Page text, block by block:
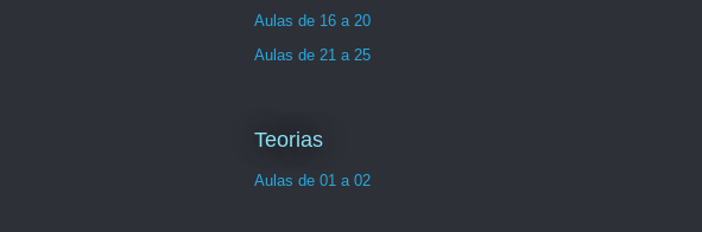
Aulas de 16 a 20
Aulas de 21 a 25
Teorias
Aulas de 01 a 02